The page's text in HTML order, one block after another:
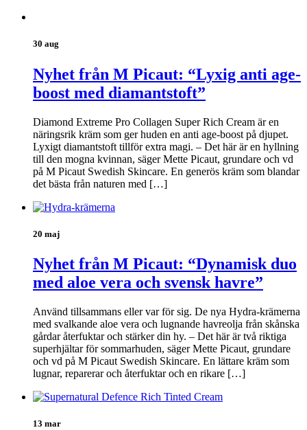
30 aug
Nyhet från M Picaut: “Lyxig anti age-
boost med diamantstoft”
Diamond Extreme Pro Collagen Super Rich Cream är en
näringsrik kräm som ger huden en anti age-boost på djupet.
Lyxigt diamantstoft tillför extra magi. – Det här är en hyllning
till den mogna kvinnan, säger Mette Picaut, grundare och vd
på M Picaut Swedish Skincare. En generös kräm som blandar
det bästa från naturen med […]
20 maj
Nyhet från M Picaut: “Dynamisk duo
med aloe vera och svensk havre”
Använd tillsammans eller var för sig. De nya Hydra-krämerna
med svalkande aloe vera och lugnande havreolja från skånska
gårdar återfuktar och stärker din hy. – Det här är två riktiga
superhjältar för sommarhuden, säger Mette Picaut, grundare
och vd på M Picaut Swedish Skincare. En lättare kräm som
lugnar, reparerar och återfuktar och en rikare […]
13 mar